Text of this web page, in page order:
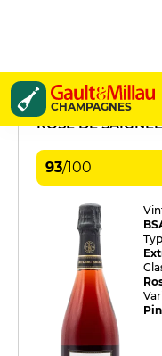
CHAMPAGNES
Leclerc
ROSÉ DE SAIGNÉE
93/100